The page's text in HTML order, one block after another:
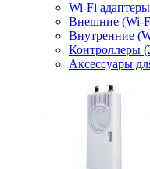
Wi-Fi адаптеры
Внешние (Wi-
Внутренние
Контроллеры
Аксессуары